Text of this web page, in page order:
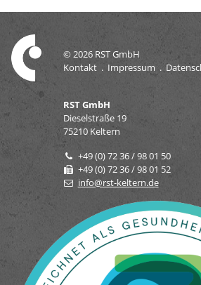
© 2026 RST GmbH
Kontakt. Impressum .
RST GmbH
Dieselstraße 19
75210 Keltern
+49 (0) 72 36 / 98 01 50
+49 (0) 72 36 / 98 01 52
info@rst-keltern.de